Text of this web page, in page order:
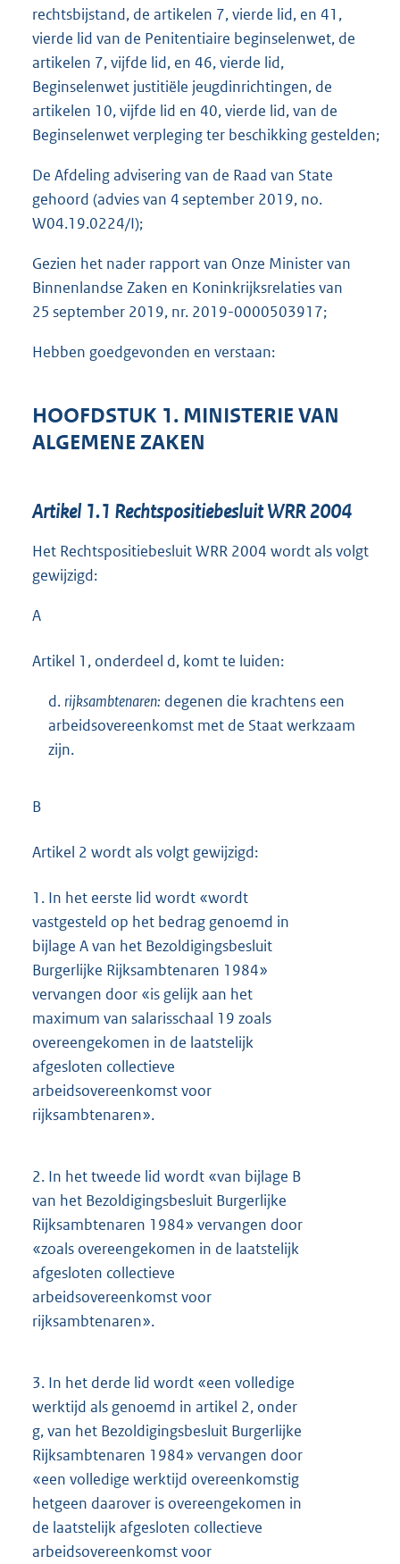
rechtsbijstand, de artikelen 7, vierde lid, en 41,
vierde lid van de Penitentiaire beginselenwet, de
artikelen 7, vijfde lid, en 46, vierde lid,
Beginselenwet justitiële jeugdinrichtingen, de
artikelen 10, vijfde lid en 40, vierde lid, van de
Beginselenwet verpleging ter beschikking gestelden;
De Afdeling advisering van de Raad van State
gehoord (advies van 4 september 2019, no.
W04.19.0224/I);
Gezien het nader rapport van Onze Minister van
Binnenlandse Zaken en Koninkrijksrelaties van
25 september 2019, nr. 2019-0000503917;
Hebben goedgevonden en verstaan:
HOOFDSTUK 1. MINISTERIE VAN
ALGEMENE ZAKEN
Artikel 1.1 Rechtspositiebesluit WRR 2004
Het Rechtspositiebesluit WRR 2004 wordt als volgt
gewijzigd:
A
Artikel 1, onderdeel d, komt te luiden:
d. rijksambtenaren: degenen die krachtens een
arbeidsovereenkomst met de Staat werkzaam
zijn.
B
Artikel 2 wordt als volgt gewijzigd:
1. In het eerste lid wordt «wordt
vastgesteld op het bedrag genoemd in
bijlage A van het Bezoldigingsbesluit
Burgerlijke Rijksambtenaren 1984»
vervangen door «is gelijk aan het
maximum van salarisschaal 19 zoals
overeengekomen in de laatstelijk
afgesloten collectieve
arbeidsovereenkomst voor
rijksambtenaren».
2. In het tweede lid wordt «van bijlage B
van het Bezoldigingsbesluit Burgerlijke
Rijksambtenaren 1984» vervangen door
«zoals overeengekomen in de laatstelijk
afgesloten collectieve
arbeidsovereenkomst voor
rijksambtenaren».
3. In het derde lid wordt «een volledige
werktijd als genoemd in artikel 2, onder
g, van het Bezoldigingsbesluit Burgerlijke
Rijksambtenaren 1984» vervangen door
«een volledige werktijd overeenkomstig
hetgeen daarover is overeengekomen in
de laatstelijk afgesloten collectieve
arbeidsovereenkomst voor